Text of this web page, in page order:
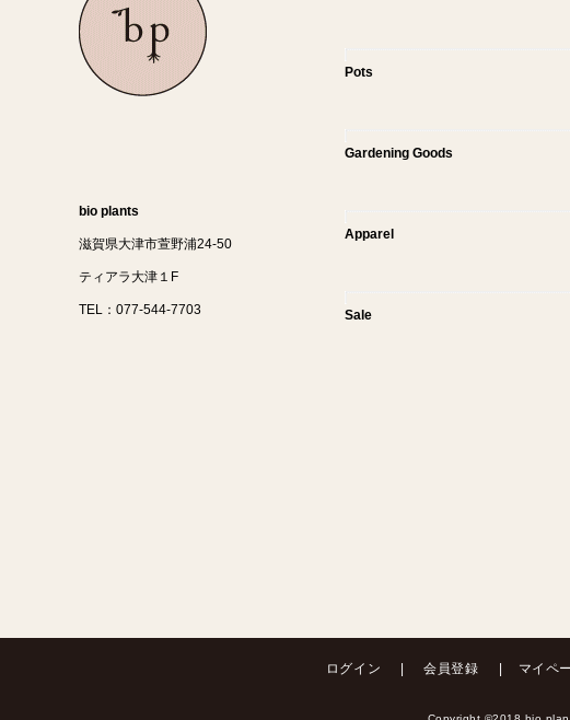
bio plants
滋賀県大津市萱野浦24-50
ティアラ大津１F
TEL：077-544-7703
Pots
Gardening Goods
Apparel
Sale
ログイン 会員登録 マイペ